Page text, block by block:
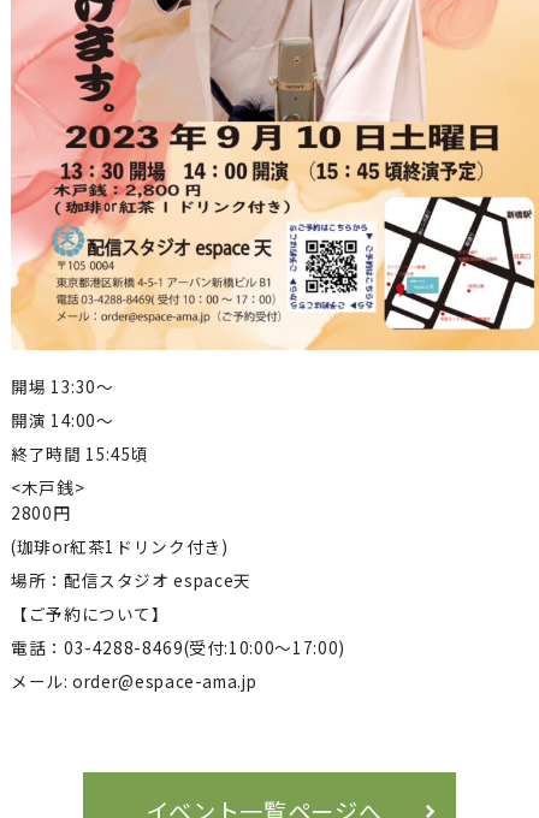
開場 13:30～
開演 14:00～
終了時間 15:45頃
<木戸銭>
2800円
(珈琲or紅茶1ドリンク付き)
場所：配信スタジオ espace天
【ご予約について】
電話：03-4288-8469(受付:10:00～17:00)
メール: order@espace-ama.jp
イベント一覧ページへ